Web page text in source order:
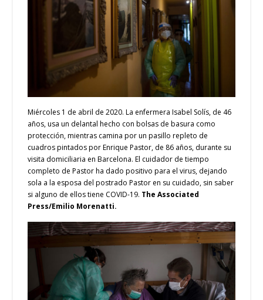
Miércoles 1 de abril de 2020. La enfermera Isabel Solís, de 46
años, usa un delantal hecho con bolsas de basura como
protección, mientras camina por un pasillo repleto de
cuadros pintados por Enrique Pastor, de 86 años, durante su
visita domiciliaria en Barcelona. El cuidador de tiempo
completo de Pastor ha dado positivo para el virus, dejando
sola a la esposa del postrado Pastor en su cuidado, sin saber
si alguno de ellos tiene COVID-19. The Associated
Press/Emilio Morenatti.